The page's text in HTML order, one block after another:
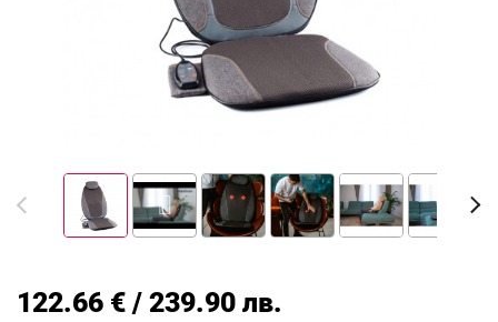
122.66 € / 239.90 лв.